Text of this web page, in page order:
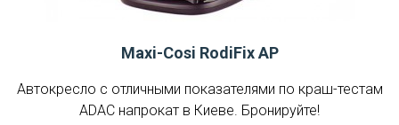
Maxi-Cosi RodiFix AP
Автокресло с отличными показателями по краш-тестам
ADAC напрокат в Киеве. Бронируйте!